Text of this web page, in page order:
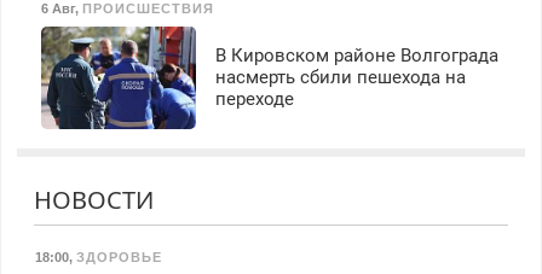
6 Авг, ПРОИСШЕСТВИЯ
В Кировском районе Волгограда
насмерть сбили пешехода на
переходе
НОВОСТИ
18:00, ЗДОРОВЬЕ